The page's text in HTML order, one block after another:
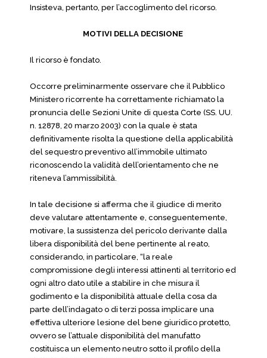
Insisteva, pertanto, per l’accoglimento del ricorso.
MOTIVI DELLA DECISIONE
Il ricorso è fondato.
Occorre preliminarmente osservare che il Pubblico
Ministero ricorrente ha correttamente richiamato la
pronuncia delle Sezioni Unite di questa Corte (SS. UU.
n. 12878, 20 marzo 2003) con la quale è stata
definitivamente risolta la questione della applicabilità
del sequestro preventivo all’immobile ultimato
riconoscendo la validità dell’orientamento che ne
riteneva l’ammissibilità.
In tale decisione si afferma che il giudice di merito
deve valutare attentamente e, conseguentemente,
motivare, la sussistenza del pericolo derivante dalla
libera disponibilità del bene pertinente al reato,
considerando, in particolare, “la reale
compromissione degli interessi attinenti al territorio ed
ogni altro dato utile a stabilire in che misura il
godimento e la disponibilità attuale della cosa da
parte dell’indagato o di terzi possa implicare una
effettiva ulteriore lesione del bene giuridico protetto,
ovvero se l’attuale disponibilità del manufatto
costituisca un elemento neutro sotto il profilo della